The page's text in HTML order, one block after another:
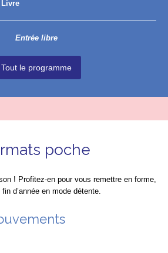
Entrée libre
Tout le programme
poche
! Profitez-en pour vous remettre en forme,
d’année en mode détente.